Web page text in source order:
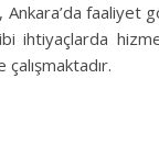
faaliyet
ihtiyaçlarda